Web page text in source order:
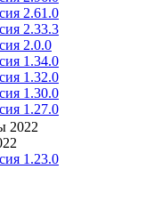
2.61.0
2.33.3
2.0.0
1.34.0
1.32.0
1.30.0
1.27.0
2022
1.23.0